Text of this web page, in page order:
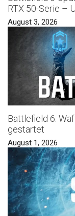
RTX 50-Serie –
August 3, 2026
Battlefield 6:
gestartet
August 1, 2026